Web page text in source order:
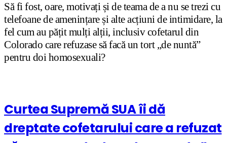
Să fi fost, oare, motivați și de teama de a nu se trezi cu
telefoane de amenințare și alte acțiuni de intimidare, la
fel cum au pățit mulți alții, inclusiv cofetarul din
Colorado care refuzase să facă un tort „de nuntă”
pentru doi homosexuali?
Curtea Supremă SUA îi dă
dreptate cofetarului care a refuzat